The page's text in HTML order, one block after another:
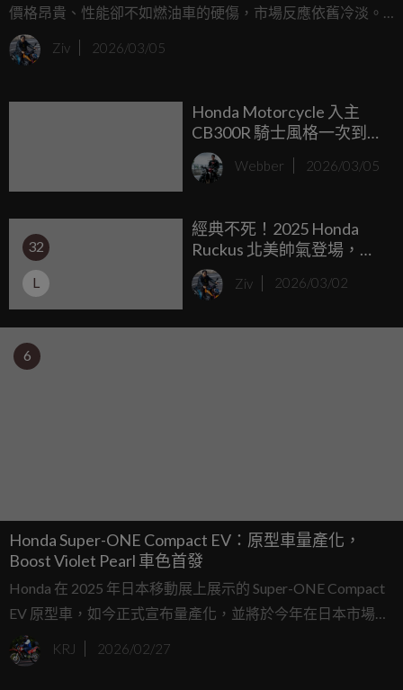
價格昂貴、性能卻不如燃油車的硬傷，市場反應依舊冷淡。
不過，根據最新的專利圖顯示，Honda 打算換個思路：如果
做不出高性能的電動重機，那就做一台比腳踏車還便宜的電
Ziv 2026/03/05
Honda Motorcycle 入主
CB300R 騎士風格一次到位
購車及送聯名部品三件組
2026購買指定車款 享一萬
Webber 2026/03/05
32
L
經典不死！2025 Honda
Ruckus 北美帥氣登場，這
台「長青樹」竟然還在使
用化油器？
Ziv 2026/03/02
6
Honda Super-ONE Compact EV：原型車量產化，
Boost Violet Pearl 車色首發
Honda 在 2025 年日本移動展上展示的 Super-ONE Compact
EV 原型車，如今正式宣布量產化，並將於今年在日本市場首
發，隨後進入亞洲與英國（當地名稱為 Super-N）。令人驚
喜的是，量產版幾乎完整保留了原型車的設計，包括寬體外
KRJ 2026/02/27